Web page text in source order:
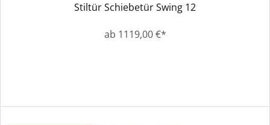
Stiltür Schiebetür Swing 12
ab 1119,00 €*